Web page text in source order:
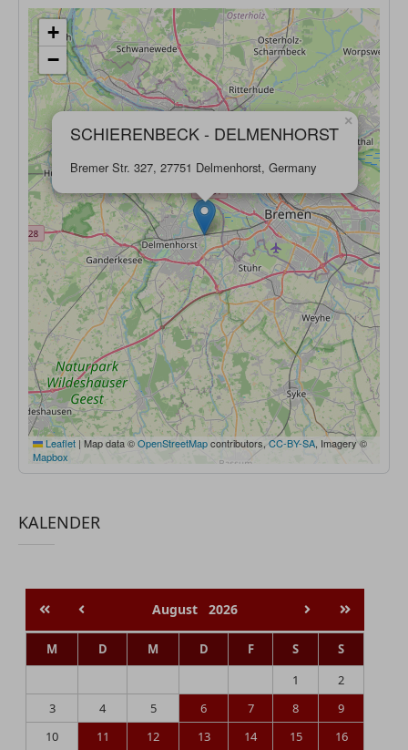
SCHIERENBECK - DELMENHORST
Bremer Str. 327, 27751 Delmenhorst, Germany
×
+
−
Leaflet | Map data ©OpenStreetMapcontributors,CC-BY-SA, Imagery ©
Mapbox
KALENDER
August 2026
M D M D F S
S
1
2
3
4 5 6 7 8
9
10
11 12 13 14 15
16